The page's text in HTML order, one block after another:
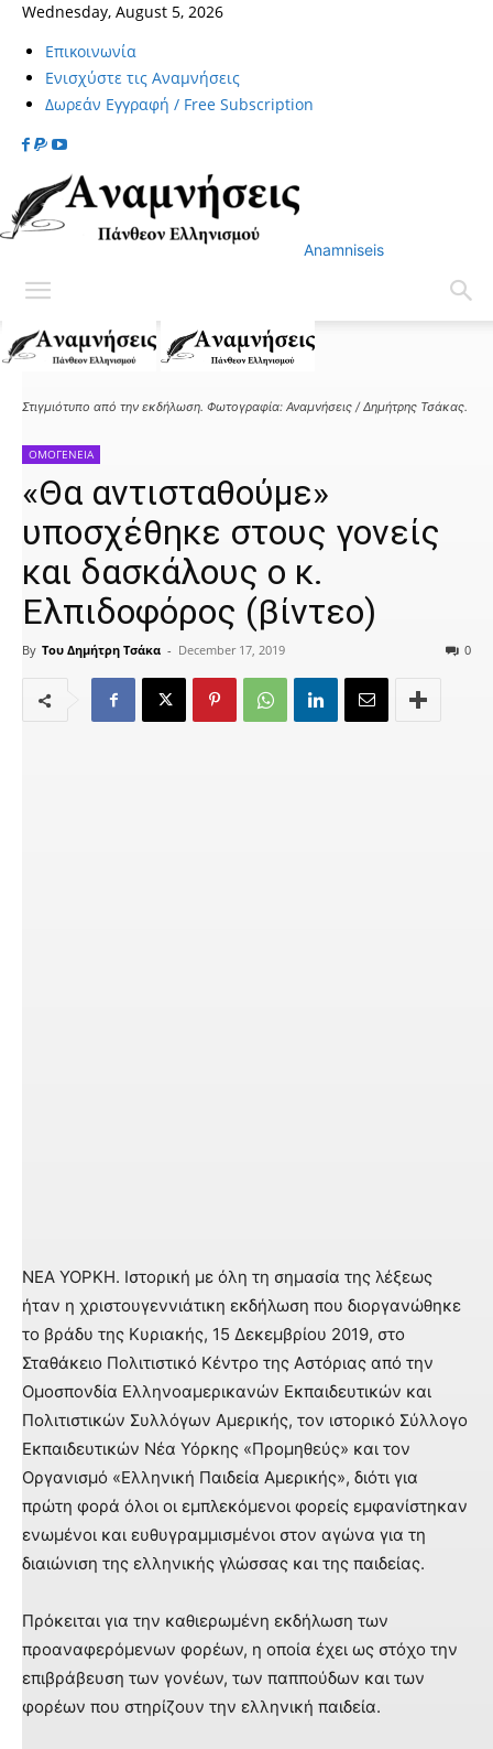
Wednesday, August 5, 2026
Επικοινωνία
Ενισχύστε τις Αναμνήσεις
Δωρεάν Εγγραφή / Free Subscription
Anamniseis
Home ΟΜΟΓΕΝΕΙΑ
Στιγμιότυπο από την εκδήλωση. Φωτογραφία: Αναμνήσεις / Δημήτρης Τσάκας.
ΟΜΟΓΕΝΕΙΑ
«Θα αντισταθούμε»
υποσχέθηκε στους γονείς
και δασκάλους ο κ.
Ελπιδοφόρος (βίντεο)
By Του Δημήτρη Τσάκα - December 17, 2019 0
ΝΕΑ ΥΟΡΚΗ. Ιστορική με όλη τη σημασία της λέξεως
ήταν η χριστουγεννιάτικη εκδήλωση που διοργανώθηκε
το βράδυ της Κυριακής, 15 Δεκεμβρίου 2019, στο
Σταθάκειο Πολιτιστικό Κέντρο της Αστόριας από την
Ομοσπονδία Ελληνοαμερικανών Εκπαιδευτικών και
Πολιτιστικών Συλλόγων Αμερικής, τον ιστορικό Σύλλογο
Εκπαιδευτικών Νέα Υόρκης «Προμηθεύς» και τον
Οργανισμό «Ελληνική Παιδεία Αμερικής», διότι για
πρώτη φορά όλοι οι εμπλεκόμενοι φορείς εμφανίστηκαν
ενωμένοι και ευθυγραμμισμένοι στον αγώνα για τη
διαιώνιση της ελληνικής γλώσσας και της παιδείας.
Πρόκειται για την καθιερωμένη εκδήλωση των
προαναφερόμενων φορέων, η οποία έχει ως στόχο την
επιβράβευση των γονέων, των παππούδων και των
φορέων που στηρίζουν την ελληνική παιδεία.